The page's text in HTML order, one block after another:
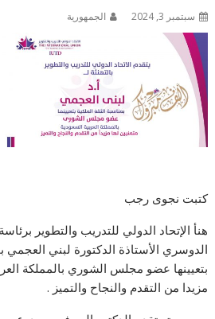
سبتمبر 3, 2024 الجمهورية
كتبت نجوى رجب
هنأ الإتحاد الدولي للتدريب والتطوير
الدوسري الأستاذة الدكتورة لبني العجمي
بتعيينها عضو مجلس الشوري بالمملكة
مزيدا من التقدم والنجاح والتميز .